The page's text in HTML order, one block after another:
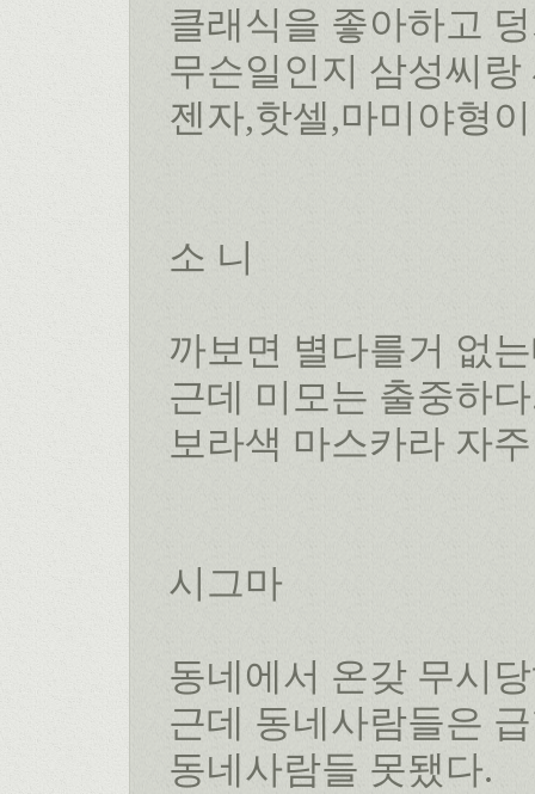
클래식을 좋아하고
무슨일인지 삼성씨
젠자,핫셀,마미야형
소 니
까보면 별다를거 없
근데 미모는 출중하
보라색 마스카라 자
시그마
동네에서 온갖 무시
근데 동네사람들은
동네사람들 못됐다.